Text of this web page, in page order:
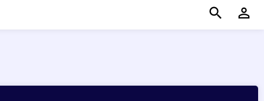
search perm_identity